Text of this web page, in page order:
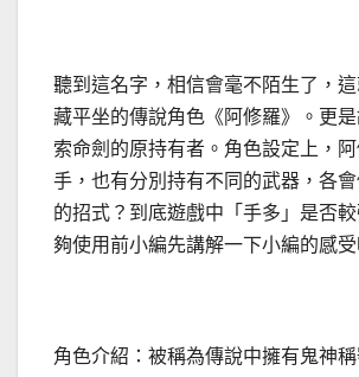
聽到這名字，相信會毫不陌生了，
藏平坐的傳說角色《阿修羅》。更
索命劍的原持有者。角色設定上，
手，也有分別持有不同的武器，各
的招式？到底遊戲中「手多」是否
夠使用前小編先講解一下小編的感受
角色介紹：被稱為傳說中擁有鬼神